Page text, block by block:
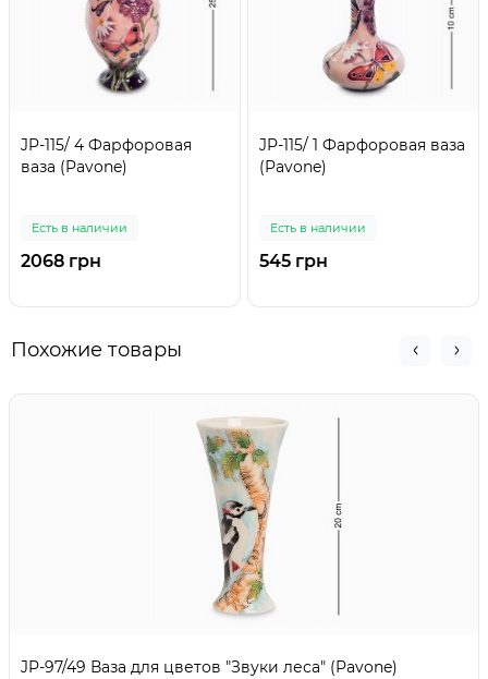
JP-115/ 4 Фарфоровая
ваза (Pavone)
Есть в наличии
2068 грн
JP-115/ 1 Фарфоровая ваза
(Pavone)
Есть в наличии
545 грн
Похожие товары
JP-97/49 Ваза для цветов "Звуки леса" (Pavone)